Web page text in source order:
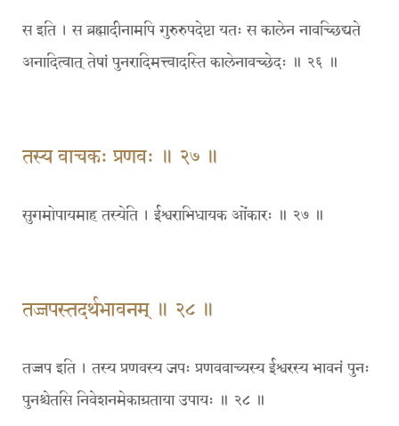
स इति । स ब्रह्मादीनामपि गुरुरुपदेष्टा यतः स कालेन नावच्छिद्यते
अनादित्वात् तेषां पुनरादिमत्त्वादस्ति कालेनावच्छेदः ॥ २६ ॥
तस्य वाचकः प्रणवः ॥ २७ ॥
सुगमोपायमाह तस्येति । ईश्वराभिधायक ओंकारः ॥ २७ ॥
तज्जपस्तदर्थभावनम् ॥ २८ ॥
तज्जप इति । तस्य प्रणवस्य जपः प्रणववाच्यस्य ईश्वरस्य भावनं पुनः
पुनश्चेतसि निवेशनमेकाग्रताया उपायः ॥ २८ ॥